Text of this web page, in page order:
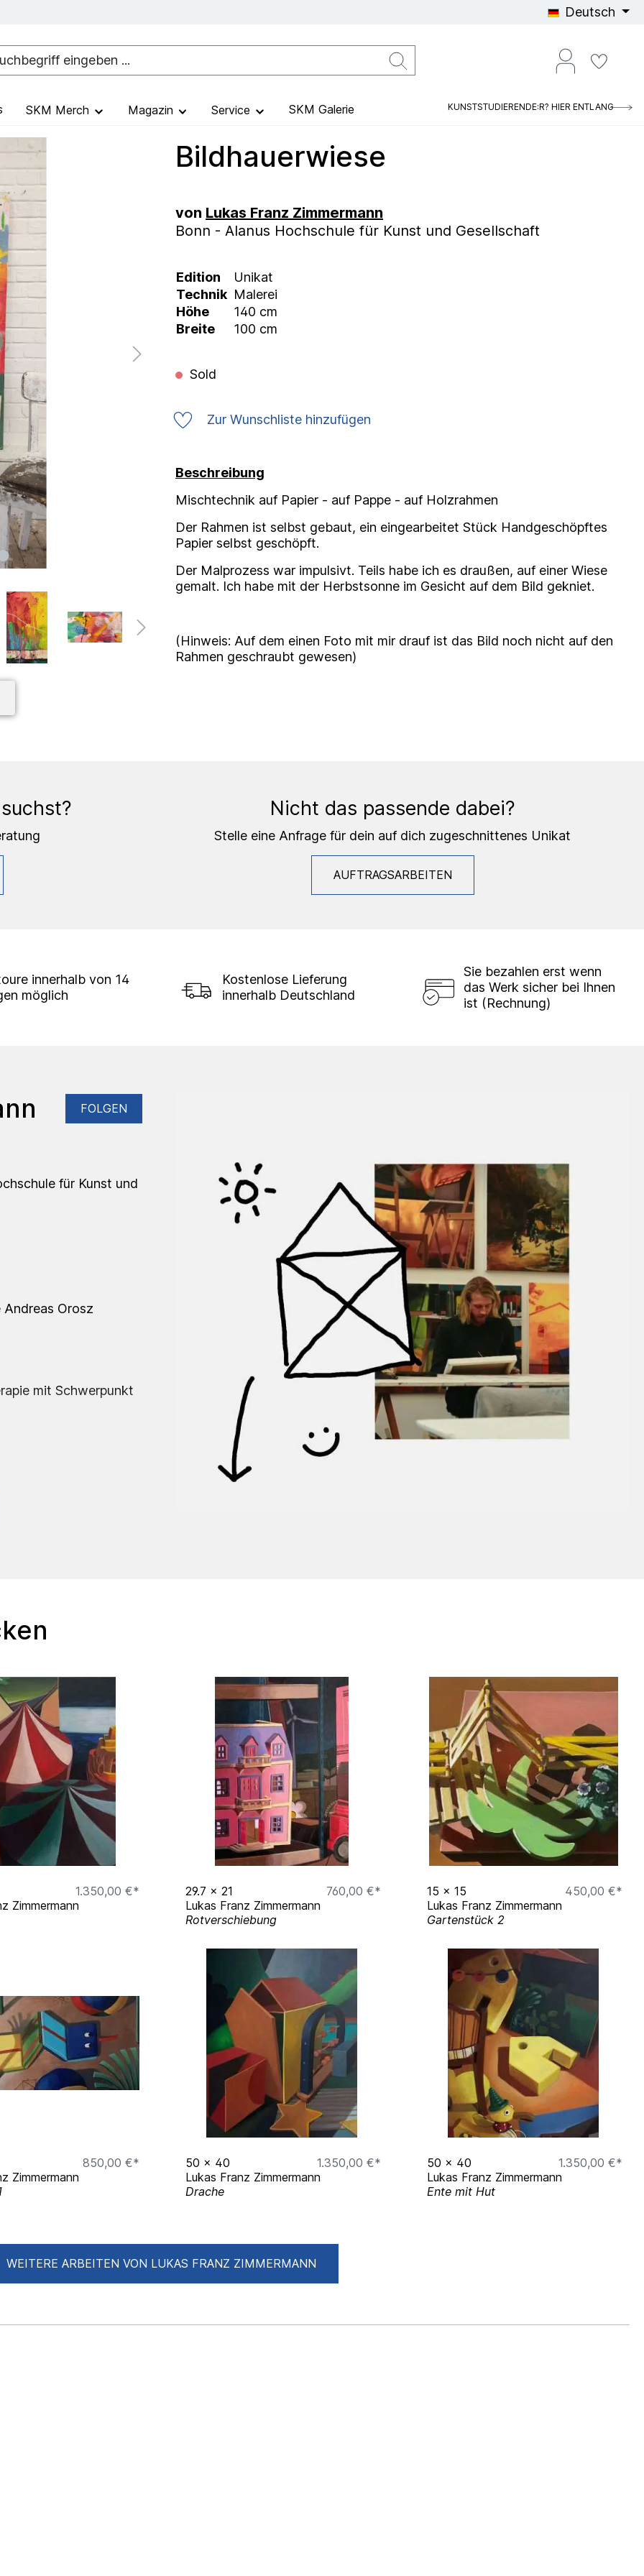
Deutsch
SKM Merch Magazin Service SKM Galerie KUNSTSTUDIERENDE:R? HIER ENTLANG
Bildhauerwiese
von Lukas Franz Zimmermann
Bonn - Alanus Hochschule für Kunst und Gesellschaft
Edition
Unikat
Technik Malerei
Höhe
140 cm
Breite
100 cm
Sold
Zur Wunschliste hinzufügen
Beschreibung
Mischtechnik auf Papier - auf Pappe - auf Holzrahmen
Der Rahmen ist selbst gebaut, ein eingearbeitet Stück Handgeschöpftes
Papier selbst geschöpft.
Der Malprozess war impulsivt. Teils habe ich es draußen, auf einer Wiese
gemalt. Ich habe mit der Herbstsonne im Gesicht auf dem Bild gekniet.
(Hinweis: Auf dem einen Foto mit mir drauf ist das Bild noch nicht auf den
Rahmen geschraubt gewesen)
Nicht das passende dabei?
Stelle eine Anfrage für dein auf dich zugeschnittenes Unikat
AUFTRAGSARBEITEN
innerhalb von 14
möglich
Kostenlose Lieferung
innerhalb Deutschland
Sie bezahlen erst wenn
das Werk sicher bei Ihnen
ist (Rechnung)
FOLGEN
für Kunst und
Orosz
mit Schwerpunkt
Wiesbaden
Bonn
Poppelsdorf
1.350,00 €*
Zimmermann
29.7 x 21
760,00 €*
Lukas Franz Zimmermann
Rotverschiebung
15 x 15
450,00 €*
Lukas Franz Zimmermann
Gartenstück 2
850,00 €*
Zimmermann
50 x 40
1.350,00 €*
Lukas Franz Zimmermann
Drache
50 x 40
1.350,00 €*
Lukas Franz Zimmermann
Ente mit Hut
WEITERE ARBEITEN VON LUKAS FRANZ ZIMMERMANN